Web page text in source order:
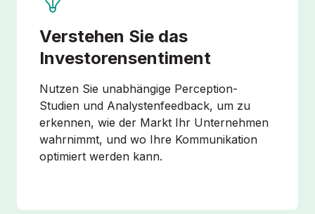
Verstehen Sie das
Investoren­sentiment
Nutzen Sie unabhängige Perception-
Studien und Analystenfeedback, um zu
erkennen, wie der Markt Ihr Unternehmen
wahrnimmt, und wo Ihre Kommunikation
optimiert werden kann.